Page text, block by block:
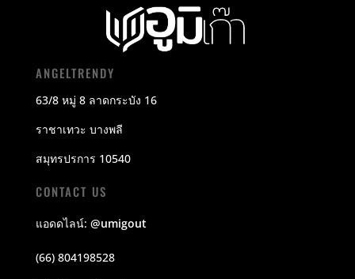
ANGELTRENDY
63/8 หมู่ 8 ลาดกระบัง 16
ราชาเทวะ บางพลี
สมุทรปรการ 10540
CONTACT US
แอดดไลน์: @umigout
(66) 804198528